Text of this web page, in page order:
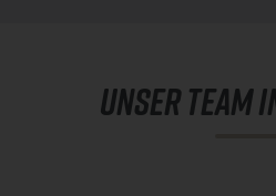
UNSER TEAM